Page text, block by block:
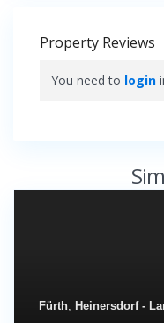
Property Reviews
You need to login
Fürth, Heinersdorf -